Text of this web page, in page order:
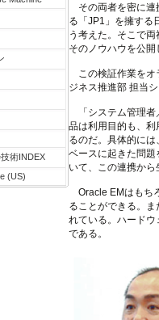
術INDEX
(US)
その両者を密に連
る「JP1」を擁する
う考えた。そこで
そのノウハウを公開
この検証作業をオ
ジネス推進部 担当
「システム管理者
品は利用目的も、
るのだ。具体的に
ベースに起きた問
いて、この連携から
Oracle EMはもち
ることができる。
れている。ハード
である。